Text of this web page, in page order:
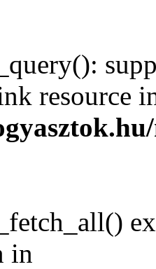
resource
in